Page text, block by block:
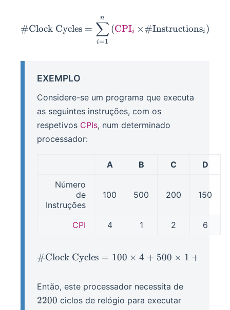
#Clock Cycles =
i=1
∑
n
(CPIi ×#Instructionsi )
EXEMPLO
Considere-se um programa que executa
as seguintes instruções, com os
respetivos CPIs, num determinado
processador:
A B C
D
Número
de
Instruções
100 500 200 150
CPI 4 1 2 6
\#\text{Clock Cycles} =
#Clock Cycles = 100 × 4 + 500 × 1 +
Então, este processador necessita de
2200 ciclos de relógio para executar